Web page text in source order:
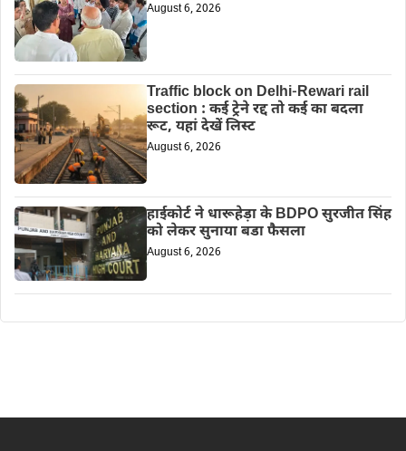
August 6, 2026
Traffic block on Delhi-Rewari rail
section : कई ट्रेने रद्द तो कई का बदला
रूट, यहां देखें लिस्ट
August 6, 2026
हाईकोर्ट ने धारूहेड़ा के BDPO सुरजीत सिंह
को लेकर सुनाया बडा फैसला
August 6, 2026